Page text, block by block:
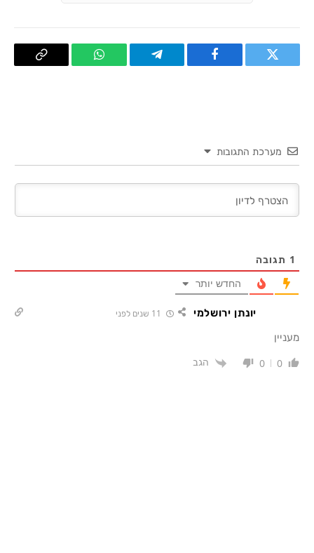
טוויטר פייסבוק Telegram
WhatsApp העתק
מערכת התגובות
1 תגובה
החדש יותר
יונתן ירושלמי
מעניין
0
0 הגב